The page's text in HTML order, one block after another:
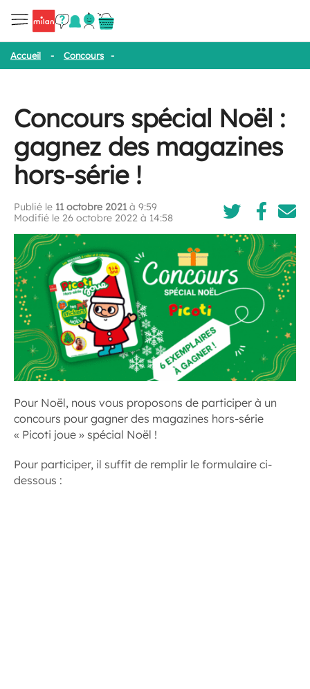
Accueil - Concours -
Concours spécial Noël :
gagnez des magazines
hors-série !
Publié le 11 octobre 2021 à 9:59
Modifié le 26 octobre 2022 à 14:58
Pour Noël, nous vous proposons de participer à un
concours pour gagner des magazines hors-série
« Picoti joue » spécial Noël !
Pour participer, il suffit de remplir le formulaire ci-
dessous :